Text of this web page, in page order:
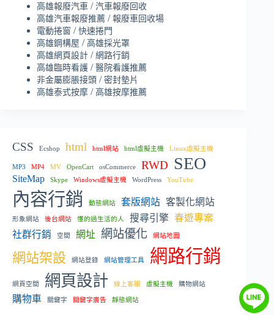
高雄報廢汽車 / 汽車報廢回收
高雄汽車報廢推薦 / 報廢車回收場
電動捲窗 / 快速捲門
高雄鋼構屋 / 高雄採光罩
高雄網頁設計 / 網路行銷
高雄臨時看護 / 醫院看護推薦
非金屬膨脹接頭 / 密封墊片
高雄泰式按摩 / 高雄按摩推薦
CSS Ecshop html html網站 html虛擬主機 Linux虛擬主機
MP3 MP4 MV OpenCart osCommerce RWD SEO
SiteMap Skype Windows虛擬主機 WordPress YouTube
內容行銷 動態網站 套版網站 客製化網站
形象網站 後台網站 懂的過生活的人 搜尋引擎 春遊專案
社群行銷
空間 網址 網站優化 網站地圖
網站架設 網站登錄 網站管理工具 網路行銷
網頁空間 網頁設計 線上客服 虛擬主機 購物網站
購物車 關鍵字 關鍵字廣告 靜態網站